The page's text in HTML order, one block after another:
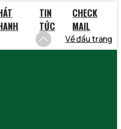
TIN
TỨC
CHECK
MAIL
Về đầu trang